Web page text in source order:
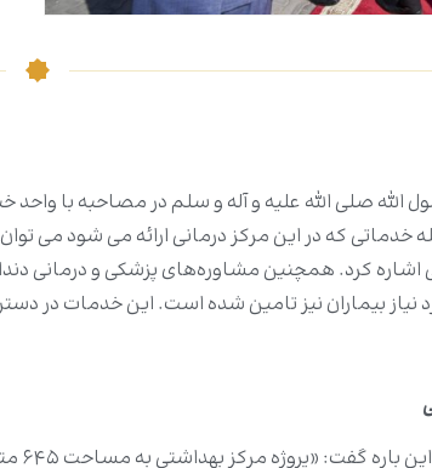
الله صلی الله علیه و آله و سلم در مصاحبه با
خدماتی که در این مرکز درمانی ارائه می شود می
کرد. همچنین مشاوره‌های پزشکی و درمانی
نیاز بیماران نیز تامین شده است. این خدمات